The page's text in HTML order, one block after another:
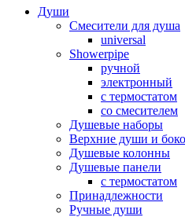
Души
Смесители для душа
universal
Showerpipe
ручной
электронный
с термостатом
со смесителем
Душевые наборы
Верхние души и
Душевые колонны
Душевые панели
с термостатом
Принадлежности
Ручные души